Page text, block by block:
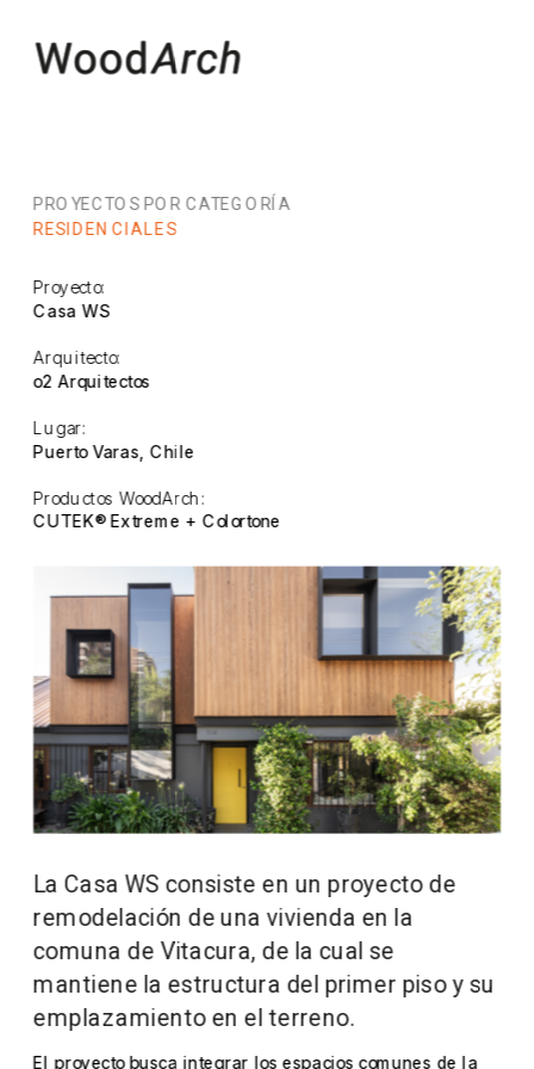
PROYECTOS POR CATEGORÍA
RESIDENCIALES
Proyecto:
Casa WS
Arquitecto:
o2 Arquitectos
Lugar:
Puerto Varas, Chile
Productos WoodArch:
CUTEK® Extreme + Colortone
La Casa WS consiste en un proyecto de
remodelación de una vivienda en la
comuna de Vitacura, de la cual se
mantiene la estructura del primer piso y su
emplazamiento en el terreno.
El proyecto busca integrar los espacios comunes de la